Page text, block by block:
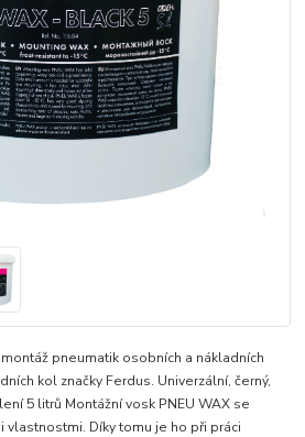
pneumatik osobních a nákladních
kol značky Ferdus. Univerzální, černý,
5 litrů Montážní vosk PNEU WAX se
vlastnostmi. Díky tomu je ho při práci